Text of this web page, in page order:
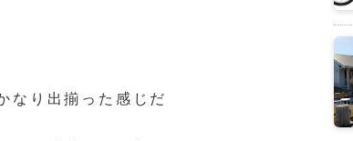
なり出揃った感じだ